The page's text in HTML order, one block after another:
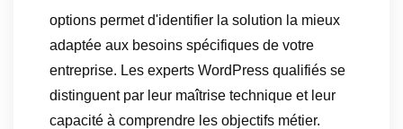
options permet d'identifier la solution la mieux
adaptée aux besoins spécifiques de votre
entreprise. Les experts WordPress qualifiés se
distinguent par leur maîtrise technique et leur
capacité à comprendre les objectifs métier.